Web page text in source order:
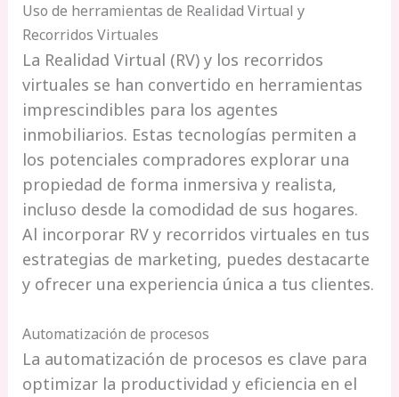
Uso de herramientas de Realidad Virtual y
Recorridos Virtuales
La Realidad Virtual (RV) y los recorridos
virtuales se han convertido en herramientas
imprescindibles para los agentes
inmobiliarios. Estas tecnologías permiten a
los potenciales compradores explorar una
propiedad de forma inmersiva y realista,
incluso desde la comodidad de sus hogares.
Al incorporar RV y recorridos virtuales en tus
estrategias de marketing, puedes destacarte
y ofrecer una experiencia única a tus clientes.
Automatización de procesos
La automatización de procesos es clave para
optimizar la productividad y eficiencia en el